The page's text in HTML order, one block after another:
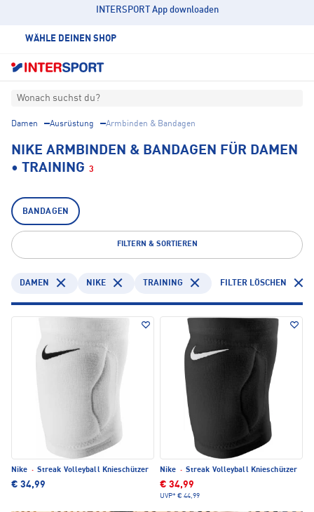
INTERSPORT App downloaden
WÄHLE DEINEN SHOP
Wonach suchst du?
Damen Ausrüstung Armbinden & Bandagen
NIKE ARMBINDEN & BANDAGEN FÜR DAMEN
• TRAINING 3
BANDAGEN
FILTERN & SORTIEREN
DAMEN NIKE TRAINING FILTER LÖSCHEN
Nike · Streak Volleyball Knieschützer
€ 34,99
Nike · Streak Volleyball Knieschützer
€ 34,99
UVP* € 44,99